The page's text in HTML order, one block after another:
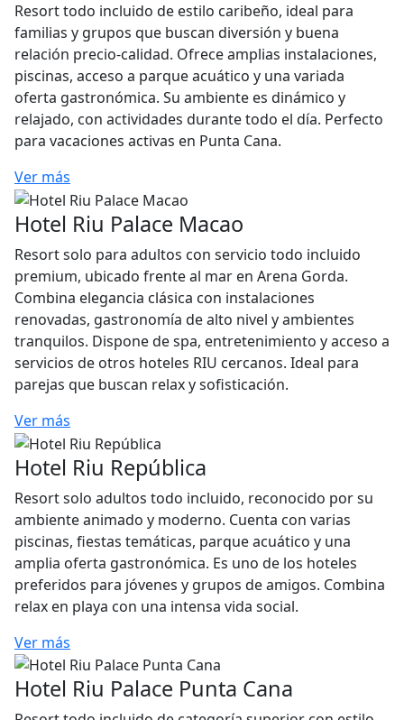
Resort todo incluido de estilo caribeño, ideal para
familias y grupos que buscan diversión y buena
relación precio-calidad. Ofrece amplias instalaciones,
piscinas, acceso a parque acuático y una variada
oferta gastronómica. Su ambiente es dinámico y
relajado, con actividades durante todo el día. Perfecto
para vacaciones activas en Punta Cana.
Ver más
Hotel Riu Palace Macao
Resort solo para adultos con servicio todo incluido
premium, ubicado frente al mar en Arena Gorda.
Combina elegancia clásica con instalaciones
renovadas, gastronomía de alto nivel y ambientes
tranquilos. Dispone de spa, entretenimiento y acceso a
servicios de otros hoteles RIU cercanos. Ideal para
parejas que buscan relax y sofisticación.
Ver más
Hotel Riu República
Resort solo adultos todo incluido, reconocido por su
ambiente animado y moderno. Cuenta con varias
piscinas, fiestas temáticas, parque acuático y una
amplia oferta gastronómica. Es uno de los hoteles
preferidos para jóvenes y grupos de amigos. Combina
relax en playa con una intensa vida social.
Ver más
Hotel Riu Palace Punta Cana